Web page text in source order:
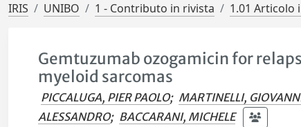
IRIS UNIBO 1 - Contributo in rivista 1.01 Articolo
Gemtuzumab ozogamicin for
myeloid sarcomas
PICCALUGA, PIER PAOLO; MARTINELLI,
ALESSANDRO; BACCARANI, MICHELE